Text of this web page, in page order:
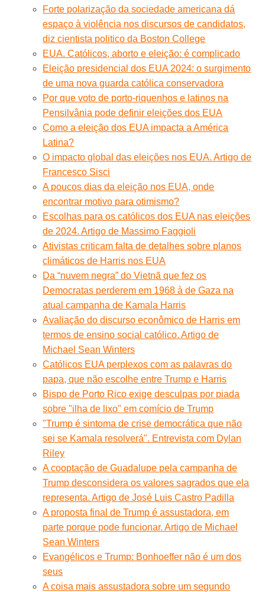
Forte polarização da sociedade americana dá
espaço à violência nos discursos de candidatos,
diz cientista politico da Boston College
EUA. Católicos, aborto e eleição: é complicado
Eleição presidencial dos EUA 2024: o surgimento
de uma nova guarda católica conservadora
Por que voto de porto-riquenhos e latinos na
Pensilvânia pode definir eleições dos EUA
Como a eleição dos EUA impacta a América
Latina?
O impacto global das eleições nos EUA. Artigo de
Francesco Sisci
A poucos dias da eleição nos EUA, onde
encontrar motivo para otimismo?
Escolhas para os católicos dos EUA nas eleições
de 2024. Artigo de Massimo Faggioli
Ativistas criticam falta de detalhes sobre planos
climáticos de Harris nos EUA
Da “nuvem negra” do Vietnã que fez os
Democratas perderem em 1968 à de Gaza na
atual campanha de Kamala Harris
Avaliação do discurso econômico de Harris em
termos de ensino social católico. Artigo de
Michael Sean Winters
Católicos EUA perplexos com as palavras do
papa, que não escolhe entre Trump e Harris
Bispo de Porto Rico exige desculpas por piada
sobre "ilha de lixo" em comício de Trump
"Trump é sintoma de crise democrática que não
sei se Kamala resolverá". Entrevista com Dylan
Riley
A cooptação de Guadalupe pela campanha de
Trump desconsidera os valores sagrados que ela
representa. Artigo de José Luis Castro Padilla
A proposta final de Trump é assustadora, em
parte porque pode funcionar. Artigo de Michael
Sean Winters
Evangélicos e Trump: Bonhoeffer não é um dos
seus
A coisa mais assustadora sobre um segundo